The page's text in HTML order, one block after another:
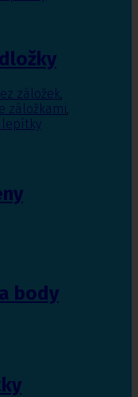
záložek,
záložkami,
lepítky
body